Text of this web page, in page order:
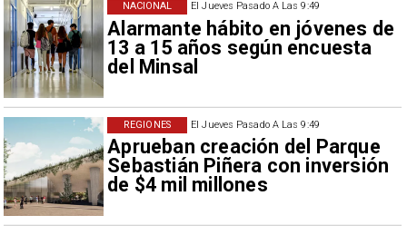
El Jueves Pasado A Las 9:49
Alarmante hábito en jóvenes de
13 a 15 años según encuesta
del Minsal
NACIONAL
El Jueves Pasado A Las 9:49
Aprueban creación del Parque
Sebastián Piñera con inversión
de $4 mil millones
REGIONES